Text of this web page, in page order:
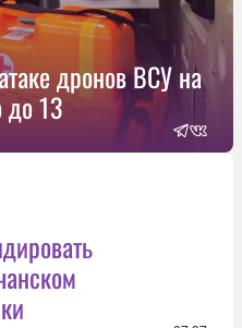
дронов ВСУ на
13